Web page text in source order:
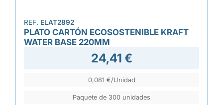
REF. ELAT2892
PLATO CARTÓN ECOSOSTENIBLE KRAFT
WATER BASE 220MM
24,41 €
0,081 €/Unidad
Paquete de 300 unidades